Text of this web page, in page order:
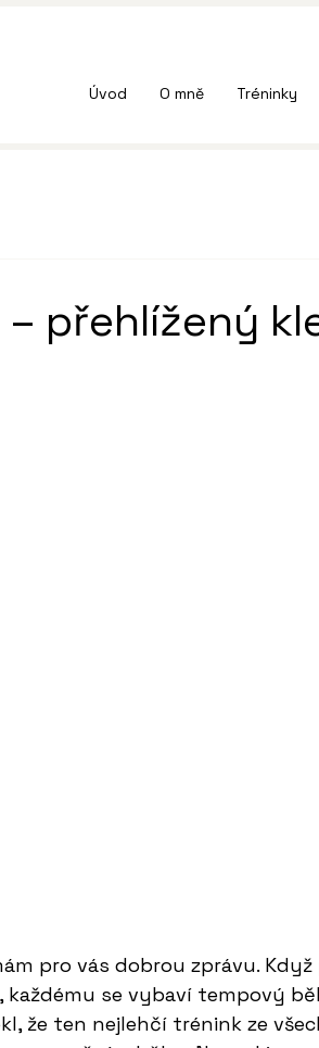
Úvod O mně Tréninky
přehlížený
pro vás dobrou zprávu. Když
se vybaví tempový
že ten nejlehčí trénink ze